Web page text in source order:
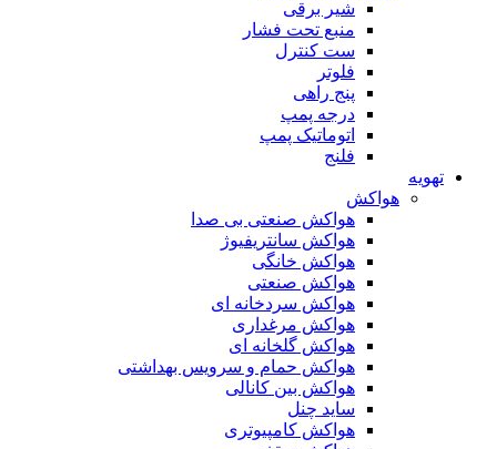
شیر برقی
منبع تحت فشار
ست کنترل
فلوتر
پنج راهی
درجه پمپ
اتوماتیک پمپ
فلنج
تهویه
هواکش
هواکش صنعتی بی صدا
هواکش سانتریفیوژ
هواکش خانگی
هواکش صنعتی
هواکش سردخانه ای
هواکش مرغداری
هواکش گلخانه ای
هواکش حمام و سرویس بهداشتی
هواکش بین کانالی
ساید چنل
هواکش کامپیوتری